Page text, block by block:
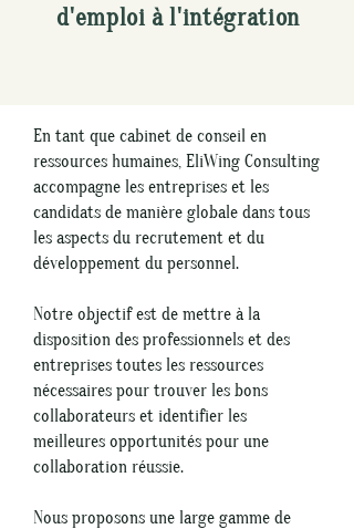
d'emploi à l'intégration
En tant que cabinet de conseil en
ressources humaines, EliWing Consulting
accompagne les entreprises et les
candidats de manière globale dans tous
les aspects du recrutement et du
développement du personnel.
Notre objectif est de mettre à la
disposition des professionnels et des
entreprises toutes les ressources
nécessaires pour trouver les bons
collaborateurs et identifier les
meilleures opportunités pour une
collaboration réussie.
Nous proposons une large gamme de